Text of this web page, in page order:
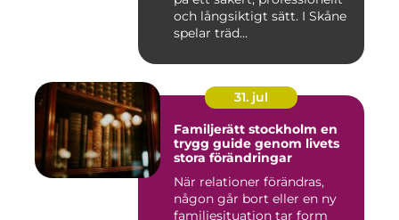
och långsiktigt sätt. I Skåne
spelar träd...
31. jul
Familjerätt stockholm en
trygg guide genom livets
stora förändringar
När relationer förändras,
någon går bort eller en ny
familjesituation tar form